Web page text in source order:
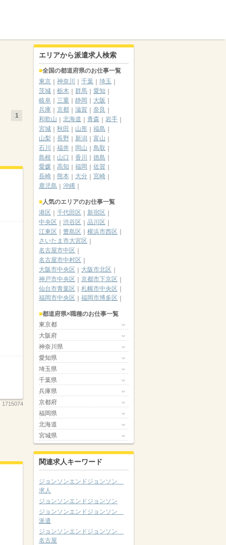
1
1715074
エリアから派遣求人検索
全国の都道府県のお仕事一覧
東京
神奈川 千葉
埼玉
茨城
栃木 群馬
愛知
岐阜
三重 静岡
大阪
兵庫
京都 滋賀
奈良
和歌山
北海道 青森
岩手
宮城
秋田 山形
福島
山梨
長野 新潟
富山
石川
福井 岡山
鳥取
島根
山口 香川
徳島
愛媛
高知 福岡
佐賀
長崎
熊本 大分
宮崎
鹿児島
沖縄
人気のエリアのお仕事一覧
港区
千代田区
新宿区
中央区
渋谷区
品川区
江東区
豊島区
横浜市西区
さいたま市大宮区
名古屋市中区
名古屋市中村区
大阪市中央区
大阪市北区
神戸市中央区
京都市下京区
仙台市青葉区
札幌市中央区
福岡市中央区
福岡市博多区
都道府県×職種のお仕事一覧
東京都
大阪府
神奈川県
愛知県
埼玉県
千葉県
兵庫県
京都府
福岡県
北海道
宮城県
関連求人キーワード
ジョンソンエンドジョンソン
求人
ジョンソンエンドジョンソン
ジョンソンエンドジョンソン
派遣
ジョンソンエンドジョンソン
名古屋